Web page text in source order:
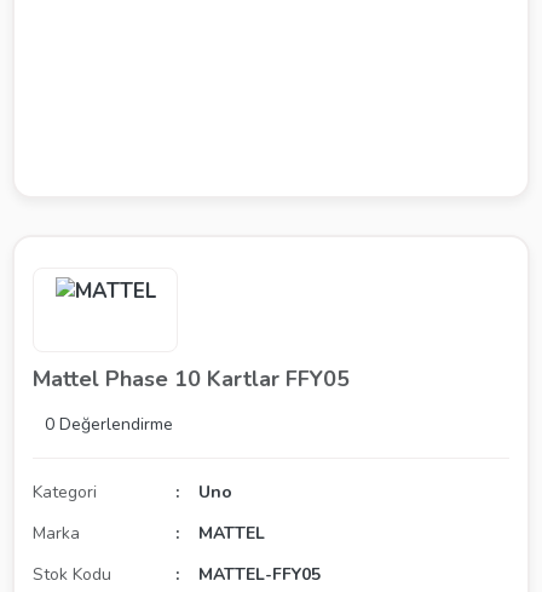
Mattel Phase 10 Kartlar FFY05
0 Değerlendirme
Kategori
Uno
Marka
MATTEL
Stok Kodu
MATTEL-FFY05